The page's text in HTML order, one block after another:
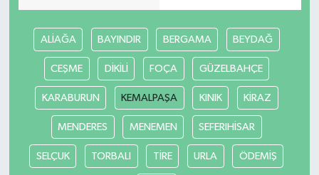
ALİAĞA BAYINDIR BERGAMA BEYDAĞ
CEŞME DİKİLİ FOÇA GÜZELBAHÇE
KARABURUN KEMALPAŞA KINIK KİRAZ
MENDERES MENEMEN SEFERIHİSAR
SELÇUK TORBALI TİRE URLA ÖDEMİŞ